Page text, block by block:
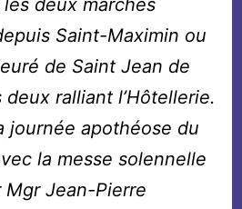
Saint-Maximin ou
de Saint Jean de
deux ralliant l’Hôtellerie.
journée apothéose du
la messe solennelle
Mgr Jean-Pierre